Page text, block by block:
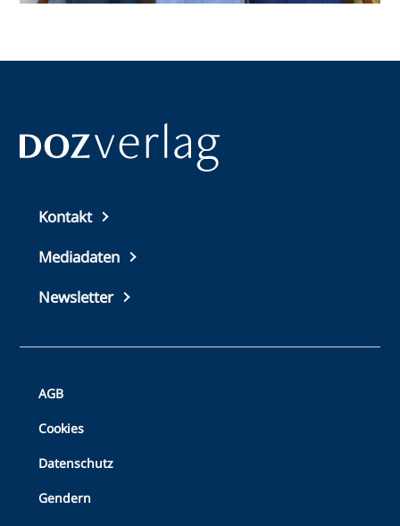
Top
footer
Kontakt
Mediadaten
Newsletter
Bottom
Footer
AGB
Cookies
Datenschutz
Gendern